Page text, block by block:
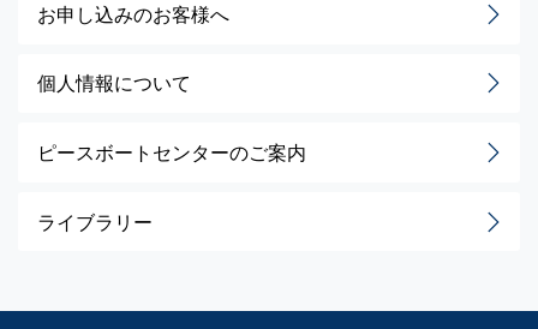
お申し込みのお客様へ
個人情報について
ピースボートセンターのご案内
ライブラリー